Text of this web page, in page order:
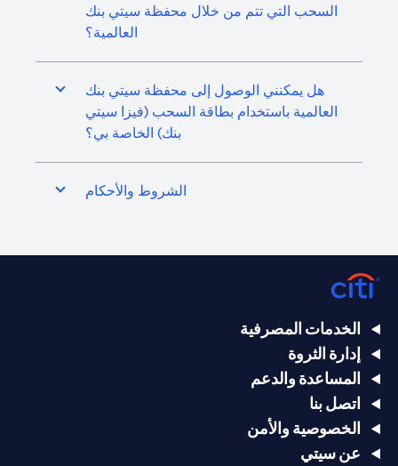
السحب التي تتم من خلال محفظة سيتي بنك
العالمية؟
هل يمكنني الوصول إلى محفظة سيتي بنك
العالمية باستخدام بطاقة السحب (فيزا سيتي
بنك) الخاصة بي؟
الشروط والأحكام
الخدمات المصرفية
إدارة الثروة
المساعدة والدعم
اتصل بنا
الخصوصية والأمن
عن سيتي